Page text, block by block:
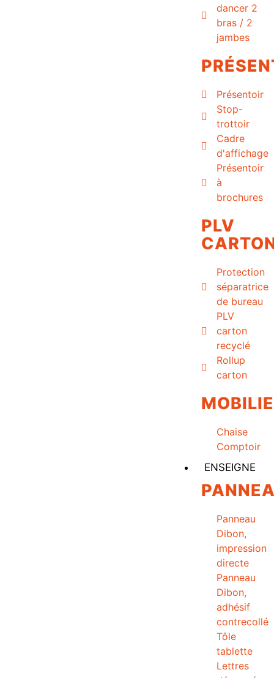
dancer 2
bras / 2
jambes
Présentoir
Stop-
trottoir
Cadre
d'affichage
Présentoir
à
brochures
PLV
Protection
séparatrice
de bureau
PLV
carton
recyclé
Rollup
carton
Chaise
Comptoir
ENSEIGNE
Panneau
Dibon,
impression
directe
Panneau
Dibon,
adhésif
contrecollé
Tôle
tablette
Lettres